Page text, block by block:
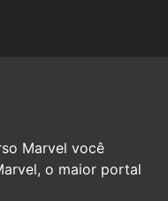
Marvel você
o maior portal